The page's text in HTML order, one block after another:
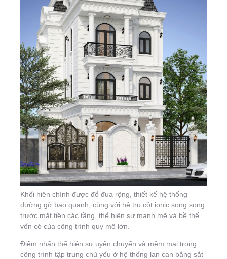
Khối hiên chính được đổ đua rộng, thiết kế hệ thống
đường gờ bao quanh, cùng với hệ trụ cột ionic song song
trước mặt tiền các tầng, thể hiện sự mạnh mẽ và bề thế
vốn có của công trình quy mô lớn.
Điểm nhấn thể hiện sự uyển chuyển và mềm mại trong
công trình tập trung chủ yếu ở hệ thống lan can bằng sắt